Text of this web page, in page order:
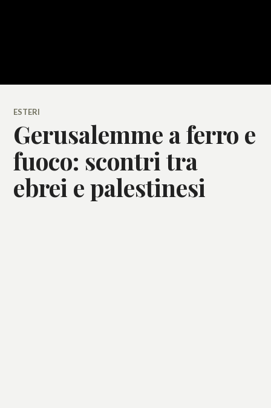
ESTERI
Gerusalemme a ferro e
fuoco: scontri tra
ebrei e palestinesi